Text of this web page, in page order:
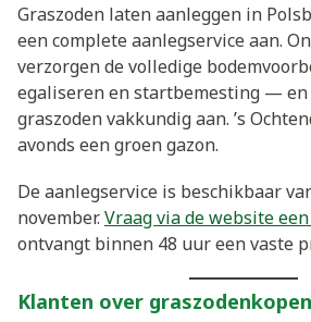
Graszoden laten aanleggen in
een complete aanlegservice aan.
verzorgen de volledige
egaliseren en startbemesting — en
graszoden vakkundig aan. ’s
avonds een groen gazon.
De aanlegservice is beschikbaar
november.Vraag via de website
ontvangt binnen 48 uur een vaste
Klanten over